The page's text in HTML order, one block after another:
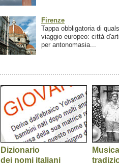
Firenze
Tappa obbligatoria di
viaggio europeo: città
per antonomasia...
Dizionario
dei nomi italiani
Musica